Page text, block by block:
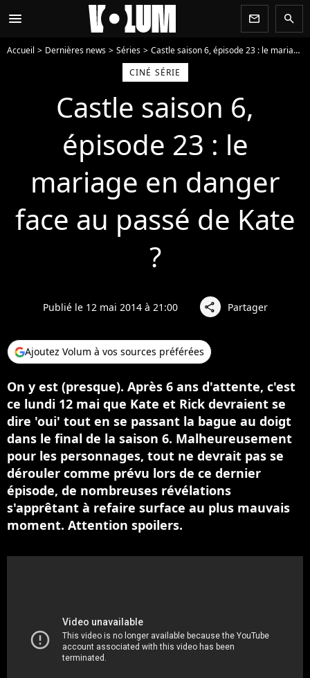
menu newsletter search
Accueil Dernières news Séries
Castle saison 6, épisode 23 : le mariage en danger face au passé de Kate ?
CINÉ SÉRIE
Castle saison 6,
épisode 23 : le
mariage en danger
face au passé de Kate
?
Publié le 12 mai 2014 à 21:00 share Partager
Ajoutez Volum à vos sources préférées
On y est (presque). Après 6 ans d'attente, c'est
ce lundi 12 mai que Kate et Rick devraient se
dire 'oui' tout en se passant la bague au doigt
dans le final de la saison 6. Malheureusement
pour les personnages, tout ne devrait pas se
dérouler comme prévu lors de ce dernier
épisode, de nombreuses révélations
s'apprêtant à refaire surface au plus mauvais
moment. Attention spoilers.